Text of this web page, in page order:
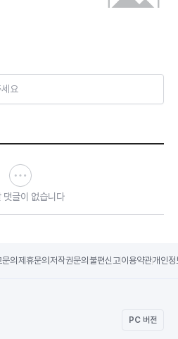
요
댓글이 없습니다
의 제휴문의 저작권문의 불편신고이용약관개인정
PC 버전